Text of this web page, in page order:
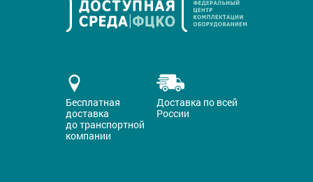
Бесплатная
доставка
до транспортной
компании
Доставка по всей
России